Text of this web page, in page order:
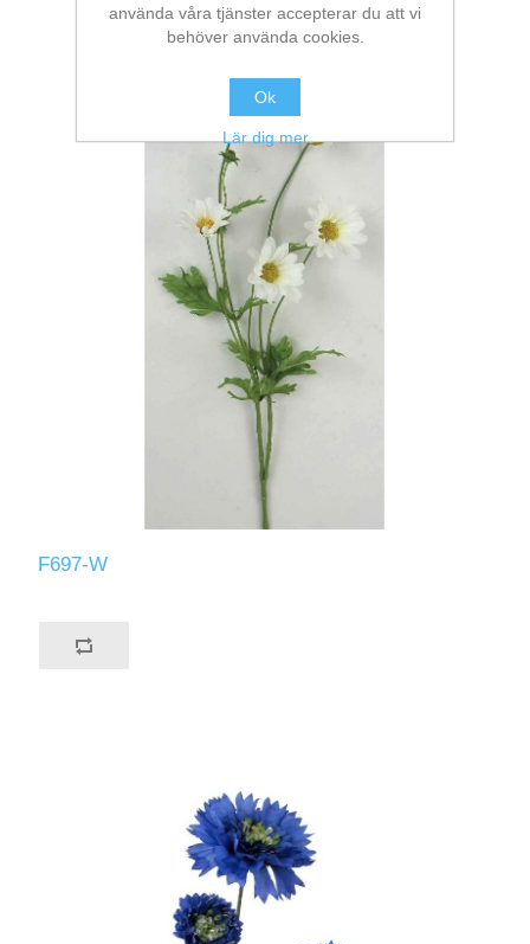
F697-W
använda våra tjänster accepterar du att vi
behöver använda cookies.
Ok
Lär dig mer